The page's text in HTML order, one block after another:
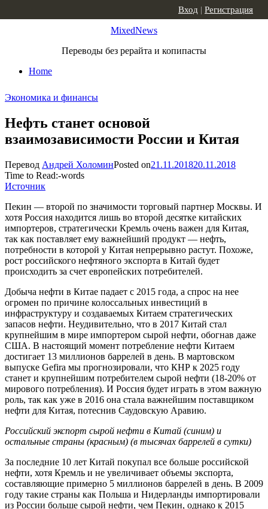
MixedNews
Переводы без рерайта и копипасты
Home
Вход | Регистрация
Экономика и финансы
Нефть станет основой
взаимозависимости России и Китая
Перевод Андрей ХоломинPosted on21.11.201820.11.2018
Time to Read:-words
Источник
Пекин — второй по значимости торговый партнер Москвы. И
хотя Россия находится лишь во второй десятке китайских
импортеров, стратегически Кремль очень важен для Китая,
так как поставляет ему важнейший продукт — нефть,
потребности в которой у Китая непрерывно растут. Похоже,
рост российского нефтяного экспорта в Китай будет
происходить за счет европейских потребителей.
Добыча нефти в Китае падает с 2015 года, а спрос на нее
огромен по причине колоссальных инвестиций в
инфраструктуру и создаваемых Китаем стратегических
запасов нефти. Неудивительно, что в 2017 Китай стал
крупнейшим в мире импортером сырой нефти, обогнав даже
США. В настоящий момент потребление нефти Китаем
достигает 13 миллионов баррелей в день. В мартовском
выпуске Gefira мы прогнозировали, что КНР к 2025 году
станет и крупнейшим потребителем сырой нефти (18-20% от
мирового потребления). И Россия будет играть в этом важную
роль, так как уже в 2016 она стала важнейшим поставщиком
нефти для Китая, потеснив Саудовскую Аравию.
Российский экспорт сырой нефти в Китай (синим) и
остальные страны (красным) (в тысячах баррелей в сутки)
За последние 10 лет Китай покупал все больше российской
нефти, хотя Кремль и не увеличивает объемы экспорта,
составляющие примерно 5 миллионов баррелей в день. В 2009
году такие страны как Польша и Нидерланды импортировали
из России больше сырой нефти, чем Пекин, однако к 2015